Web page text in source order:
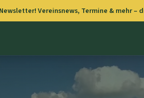
Vereinsnews, Termine & mehr –